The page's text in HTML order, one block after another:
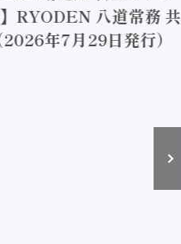
RYODEN 八道常務 共
年7月29日発行）